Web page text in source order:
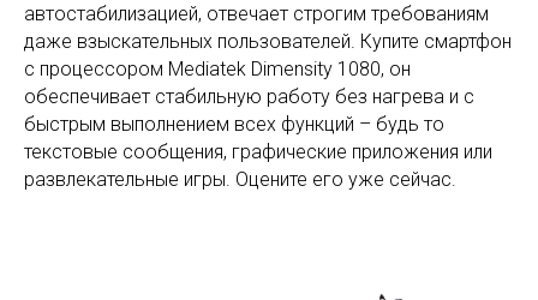
автостабилизацией, отвечает строгим требованиям
даже взыскательных пользователей. Купите смартфон
с процессором Mediatek Dimensity 1080, он
обеспечивает стабильную работу без нагрева и с
быстрым выполнением всех функций – будь то
текстовые сообщения, графические приложения или
развлекательные игры. Оцените его уже сейчас.